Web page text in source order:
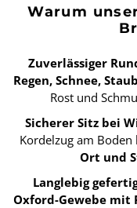
Warum
Zuverlässiger
Regen, Schnee,
Rost und
Sicherer Sitz bei
Kordelzug am
Ort und
Langlebig
Oxford-Gewebe mit